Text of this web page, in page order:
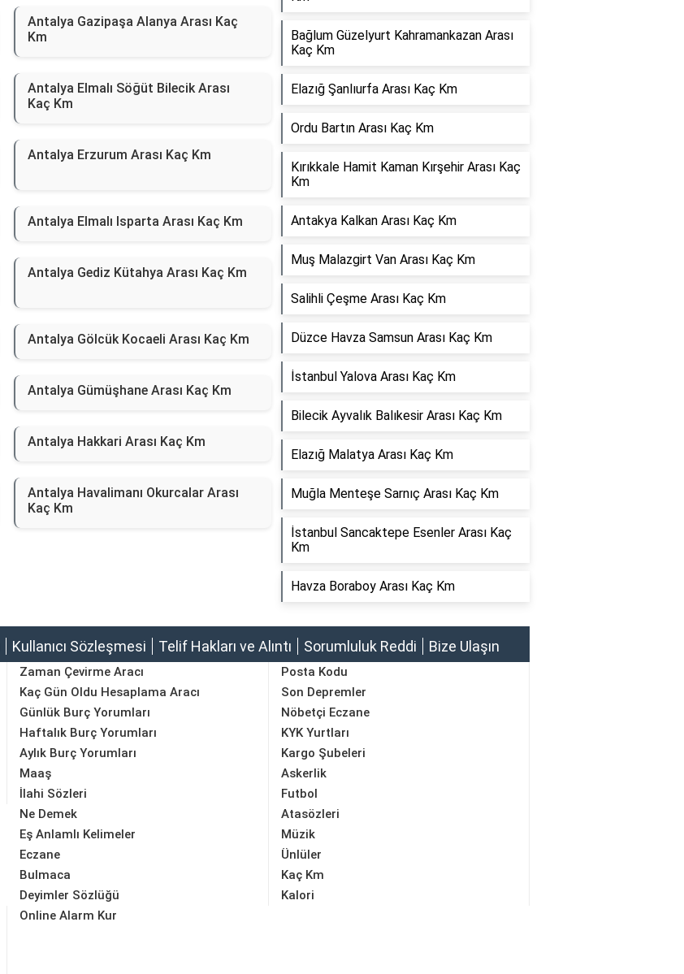
Antalya Gazipaşa Alanya Arası Kaç
Km
Antalya Elmalı Söğüt Bilecik Arası
Kaç Km
Antalya Erzurum Arası Kaç Km
Antalya Elmalı Isparta Arası Kaç Km
Antalya Gediz Kütahya Arası Kaç Km
Antalya Gölcük Kocaeli Arası Kaç Km
Antalya Gümüşhane Arası Kaç Km
Antalya Hakkari Arası Kaç Km
Antalya Havalimanı Okurcalar Arası
Kaç Km
Bağlum Güzelyurt Kahramankazan Arası
Kaç Km
Elazığ Şanlıurfa Arası Kaç Km
Ordu Bartın Arası Kaç Km
Kırıkkale Hamit Kaman Kırşehir Arası Kaç
Km
Antakya Kalkan Arası Kaç Km
Muş Malazgirt Van Arası Kaç Km
Salihli Çeşme Arası Kaç Km
Düzce Havza Samsun Arası Kaç Km
İstanbul Yalova Arası Kaç Km
Bilecik Ayvalık Balıkesir Arası Kaç Km
Elazığ Malatya Arası Kaç Km
Muğla Menteşe Sarnıç Arası Kaç Km
İstanbul Sancaktepe Esenler Arası Kaç
Km
Havza Boraboy Arası Kaç Km
Kullanıcı Sözleşmesi Telif Hakları ve Alıntı Sorumluluk Reddi Bize Ulaşın
Zaman Çevirme Aracı
Kaç Gün Oldu Hesaplama Aracı
Günlük Burç Yorumları
Haftalık Burç Yorumları
Aylık Burç Yorumları
Maaş
Posta Kodu
Son Depremler
Nöbetçi Eczane
KYK Yurtları
Kargo Şubeleri
Askerlik
İlahi Sözleri
Ne Demek
Eş Anlamlı Kelimeler
Eczane
Bulmaca
Deyimler Sözlüğü
Futbol
Atasözleri
Müzik
Ünlüler
Kaç Km
Kalori
Online Alarm Kur